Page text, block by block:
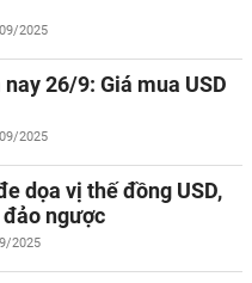
2025
26/9: Giá mua USD
2025
dọa vị thế đồng USD,
ngược
2025